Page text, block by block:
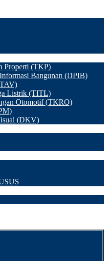
Properti (TKP)
Bangunan (DPIB)
Listrik (TITL)
Otomotif (TKRO)
(DKV)